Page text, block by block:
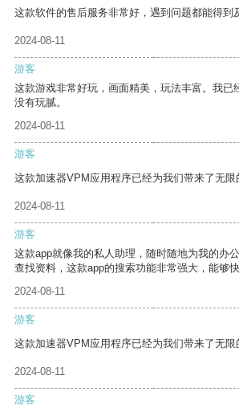
这款软件的售后服务非常好，遇到问题都能得到
2024-08-11
游客
这款游戏非常好玩，画面精美，玩法丰富。我已
没有玩腻。
2024-08-11
游客
这款加速器VPM应用程序已经为我们带来了无限
2024-08-11
游客
这款app就像我的私人助理，随时随地为我的办
查找资料，这款app的搜索功能非常强大，能够
2024-08-11
游客
这款加速器VPM应用程序已经为我们带来了无限
2024-08-11
游客